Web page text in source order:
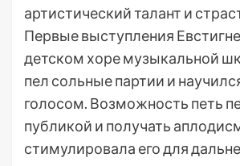
артистический талант и
Первые выступления
детском хоре музыкальной
пел сольные партии и
голосом. Возможность петь
публикой и получать
стимулировала его для